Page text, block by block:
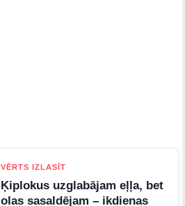
VĒRTS IZLASĪT
Ķiplokus uzglabājam eļļa, bet
olas sasaldējam – ikdienas